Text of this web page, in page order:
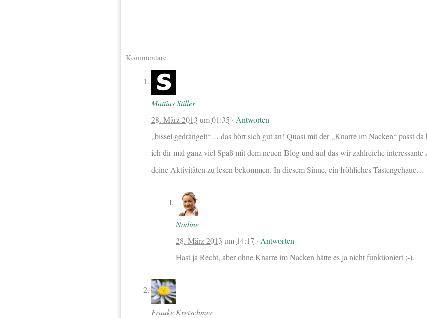
Kommentare
Mattias Stiller
28. März 2013 um01:35 · Antworten
„bissel gedrängelt“… das hört sich gut an! Quasi mit der „Knarre im Nacken“ passt da
ich dir mal ganz viel Spaß mit dem neuen Blog und auf das wir zahlreiche
deine Aktivitäten zu lesen bekommen. In diesem Sinne, ein fröhliches Tastengehaue…
Nadine
28. März 2013 um 14:17 ·Antworten
Hast ja Recht, aber ohne Knarre im Nacken hätte es ja nicht funktioniert ;-).
Frauke Kretschmer